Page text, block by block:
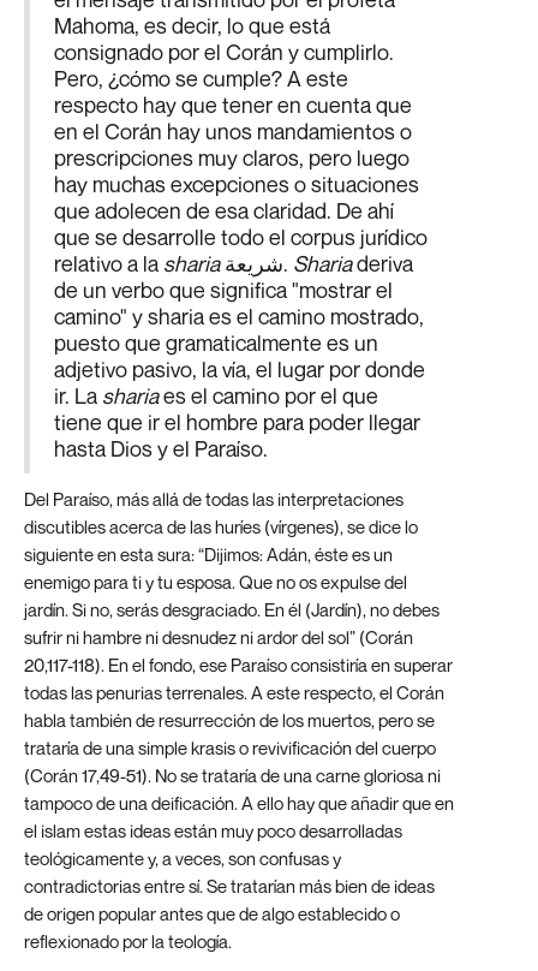
Mahoma, es decir, lo que está
consignado por el Corán y cumplirlo.
Pero, ¿cómo se cumple? A este
respecto hay que tener en cuenta que
en el Corán hay unos mandamientos o
prescripciones muy claros, pero luego
hay muchas excepciones o situaciones
que adolecen de esa claridad. De ahí
que se desarrolle todo el corpus jurídico
relativo a la sharia شريعة. Shariaderiva
de un verbo que significa "mostrar el
camino" y sharia es el camino mostrado,
puesto que gramaticalmente es un
adjetivo pasivo, la vía, el lugar por donde
ir. La shariaes el camino por el que
tiene que ir el hombre para poder llegar
hasta Dios y el Paraíso.
Del Paraíso, más allá de todas las interpretaciones
discutibles acerca de las huríes (vírgenes), se dice lo
siguiente en esta sura: “Dijimos: Adán, éste es un
enemigo para ti y tu esposa. Que no os expulse del
jardín. Si no, serás desgraciado. En él (Jardín), no debes
sufrir ni hambre ni desnudez ni ardor del sol” (Corán
20,117-118). En el fondo, ese Paraíso consistiría en superar
todas las penurias terrenales. A este respecto, el Corán
habla también de resurrección de los muertos, pero se
trataría de una simple krasis o revivificación del cuerpo
(Corán 17,49-51). No se trataría de una carne gloriosa ni
tampoco de una deificación. A ello hay que añadir que en
el islam estas ideas están muy poco desarrolladas
teológicamente y, a veces, son confusas y
contradictorias entre sí. Se tratarían más bien de ideas
de origen popular antes que de algo establecido o
reflexionado por la teología.